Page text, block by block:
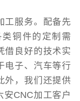
工服务。配备先
铜件的定制需
借良好的技术实
电子、汽车等行
外，我们还提供
CNC加工客户